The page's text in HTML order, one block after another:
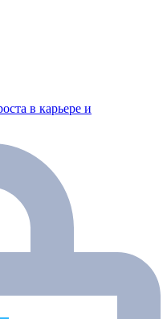
в карьере и